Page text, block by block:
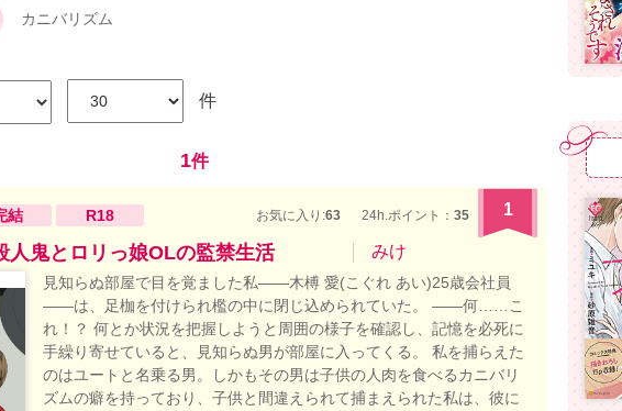
カニバリズム
件
1件
結 R18 お気に入り:63 24h.ポイント： 35 1
人鬼とロリっ娘OLの監禁生活 みけ
見知らぬ部屋で目を覚ました私――木榑 愛(こぐれ あい)25歳会社員
――は、足枷を付けられ檻の中に閉じ込められていた。 ――何……こ
れ！？ 何とか状況を把握しようと周囲の様子を確認し、記憶を必死に
手繰り寄せていると、見知らぬ男が部屋に入ってくる。 私を捕らえた
のはユートと名乗る男。しかもその男は子供の人肉を食べるカニバリ
ズムの癖を持っており、子供と間違えられて捕まえられた私は、彼に